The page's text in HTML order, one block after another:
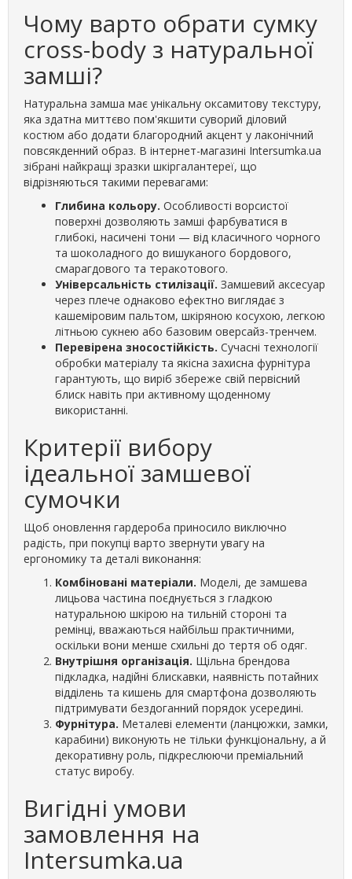
Чому варто обрати сумку
cross-body з натуральної
замші?
Натуральна замша має унікальну оксамитову текстуру,
яка здатна миттєво пом'якшити суворий діловий
костюм або додати благородний акцент у лаконічний
повсякденний образ. В інтернет-магазині Intersumka.ua
зібрані найкращі зразки шкіргалантереї, що
відрізняються такими перевагами:
Глибина кольору. Особливості ворсистої
поверхні дозволяють замші фарбуватися в
глибокі, насичені тони — від класичного чорного
та шоколадного до вишуканого бордового,
смарагдового та теракотового.
Універсальність стилізації. Замшевий аксесуар
через плече однаково ефектно виглядає з
кашеміровим пальтом, шкіряною косухою, легкою
літньою сукнею або базовим оверсайз-тренчем.
Перевірена зносостійкість. Сучасні технології
обробки матеріалу та якісна захисна фурнітура
гарантують, що виріб збереже свій первісний
блиск навіть при активному щоденному
використанні.
Критерії вибору
ідеальної замшевої
сумочки
Щоб оновлення гардероба приносило виключно
радість, при покупці варто звернути увагу на
ергономику та деталі виконання:
Комбіновані матеріали. Моделі, де замшева
лицьова частина поєднується з гладкою
натуральною шкірою на тильній стороні та
ремінці, вважаються найбільш практичними,
оскільки вони менше схильні до тертя об одяг.
Внутрішня організація. Щільна брендова
підкладка, надійні блискавки, наявність потайних
відділень та кишень для смартфона дозволяють
підтримувати бездоганний порядок усередині.
Фурнітура. Металеві елементи (ланцюжки, замки,
карабини) виконують не тільки функціональну, а й
декоративну роль, підкреслюючи преміальний
статус виробу.
Вигідні умови
замовлення на
Intersumka.ua